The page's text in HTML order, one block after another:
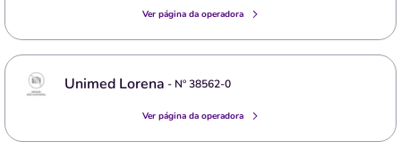
Ver página da operadora
Unimed Lorena - Nº38562-0
Ver página da operadora